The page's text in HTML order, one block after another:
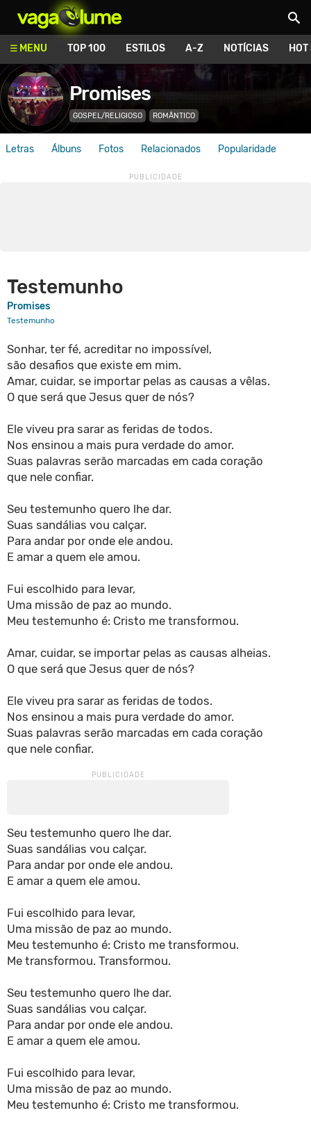
MENU TOP 100 ESTILOS A-Z NOTÍCIAS
Promises
GOSPEL/RELIGIOSO ROMÂNTICO
Letras Álbuns Fotos Relacionados Popularidade
Testemunho
Promises
Testemunho
Sonhar, ter fé, acreditar no impossível,
são desafios que existe em mim.
Amar, cuidar, se importar pelas as causas a vêlas.
O que será que Jesus quer de nós?
Ele viveu pra sarar as feridas de todos.
Nos ensinou a mais pura verdade do amor.
Suas palavras serão marcadas em cada coração
que nele confiar.
Seu testemunho quero lhe dar.
Suas sandálias vou calçar.
Para andar por onde ele andou.
E amar a quem ele amou.
Fui escolhido para levar,
Uma missão de paz ao mundo.
Meu testemunho é: Cristo me transformou.
Amar, cuidar, se importar pelas as causas alheias.
O que será que Jesus quer de nós?
Ele viveu pra sarar as feridas de todos.
Nos ensinou a mais pura verdade do amor.
Suas palavras serão marcadas em cada coração
que nele confiar.
Seu testemunho quero lhe dar.
Suas sandálias vou calçar.
Para andar por onde ele andou.
E amar a quem ele amou.
Fui escolhido para levar,
Uma missão de paz ao mundo.
Meu testemunho é: Cristo me transformou.
Me transformou. Transformou.
Seu testemunho quero lhe dar.
Suas sandálias vou calçar.
Para andar por onde ele andou.
E amar a quem ele amou.
Fui escolhido para levar,
Uma missão de paz ao mundo.
Meu testemunho é: Cristo me transformou.